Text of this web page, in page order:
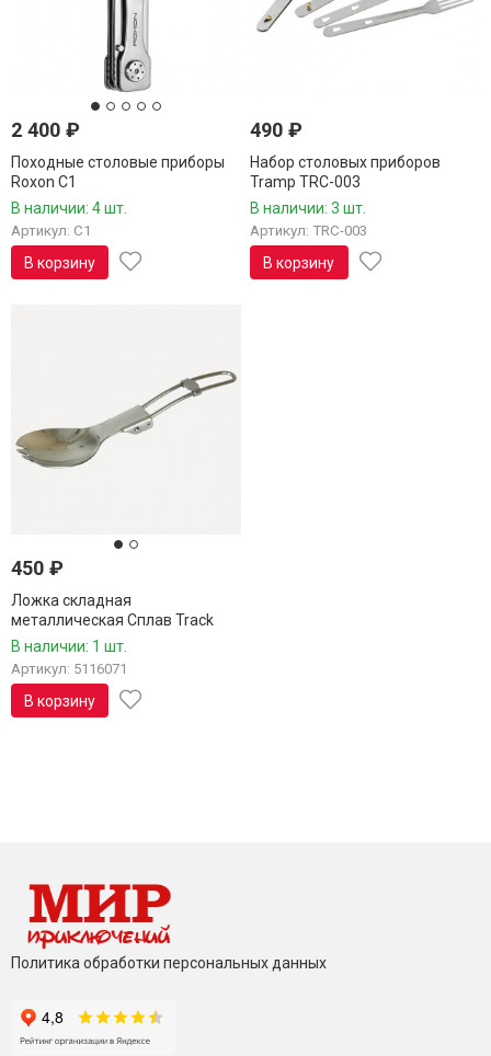
2 400 ₽
Походные столовые приборы
Roxon C1
В наличии: 4 шт.
Артикул: C1
В корзину
490₽
Набор столовых приборов
Tramp TRC-003
В наличии: 3 шт.
Артикул: TRC-003
В корзину
450 ₽
Ложка складная
металлическая Сплав Track
В наличии: 1 шт.
Артикул: 5116071
В корзину
Политика обработки персональных данных